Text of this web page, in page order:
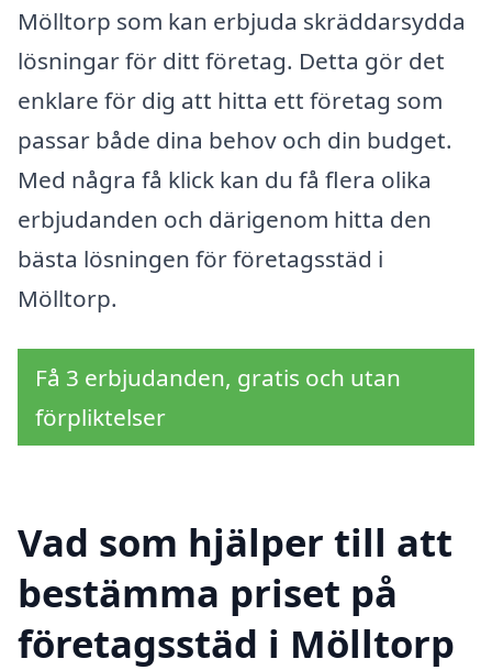
Mölltorp som kan erbjuda skräddarsydda
lösningar för ditt företag. Detta gör det
enklare för dig att hitta ett företag som
passar både dina behov och din budget.
Med några få klick kan du få flera olika
erbjudanden och därigenom hitta den
bästa lösningen för företagsstäd i
Mölltorp.
Få 3 erbjudanden, gratis och utan
förpliktelser
Vad som hjälper till att
bestämma priset på
företagsstäd i Mölltorp